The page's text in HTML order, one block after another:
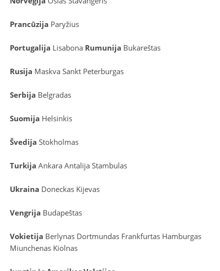
Prancūzija Paryžius
Portugalija Lisabona Rumunija Bukareštas
Rusija Maskva Sankt Peterburgas
Serbija Belgradas
Suomija Helsinkis
Švedija Stokholmas
Turkija Ankara Antalija Stambulas
Ukraina Doneckas Kijevas
Vengrija Budapeštas
Vokietija Berlynas Dortmundas Frankfurtas Hamburgas
Miunchenas Kiolnas